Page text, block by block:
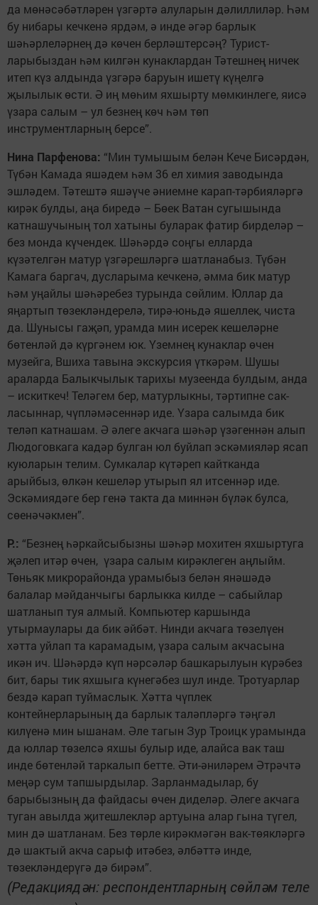
да мөнәсәбәтләрен үзгәртә алуларын дәлиллиләр. Һәм
бу нибары кечкенә ярдәм, ә инде әгәр барлык
шәһәрлеләрнең дә көчен берләштерсәң? Турист­
ларыбыздан һәм килгән кунаклардан Тәтешнең ничек
итеп күз алдында үзгәрә баруын ишетү күңелгә
җылылык өсти. Ә иң мөһим яхшырту мөмкинлеге, яисә
үзара салым – ул безнең көч һәм төп
инструментларның берсе”.
Нина Парфенова: “Мин тумышым белән Кече Бисәрдән,
Түбән Камада яшәдем һәм 36 ел химия заводында
эшләдем. Тәтештә яшәүче әниемне карап-тәрбия­ләргә
кирәк булды, аңа биредә – Бөек Ватан сугышында
катнашучының тол хатыны буларак фатир бирделәр –
без монда күчендек. Шәһәрдә соңгы елларда
күзәтелгән матур үзгәрешләргә шатланабыз. Түбән
Камага баргач, дусларыма кечкенә, әмма бик матур
һәм уңайлы шәһәребез турында сөйлим. Юллар да
яңартып төзекләндерелә, тирә-юньдә яшеллек, чиста
да. Шунысы гаҗәп, урамда мин исерек кешеләрне
бөтенләй дә күргәнем юк. Үземнең кунаклар өчен
музейга, Вшиха тавына экскурсия үткәрәм. Шушы
араларда Балыкчылык тарихы музеенда булдым, анда
– искиткеч! Теләгем бер, матурлыкны, тәртипне сак­
ласыннар, чүпләмәсеннәр иде. Үзара салымда бик
теләп катнашам. Ә әлеге акчага шәһәр үзәгеннән алып
Людоговкага кадәр булган юл буйлап эскәмияләр ясап
куюларын телим. Сумкалар күтәреп кайтканда
арыйбыз, өлкән кешеләр утырып ял итсеннәр иде.
Эскәмиядәге бер генә такта да миннән бүләк булса,
сөенәчәкмен”.
Р.: “Безнең һәркайсыбызны шәһәр мохитен яхшыр­туга
җәлеп итәр өчен, үзара салым кирәклеген аңлыйм.
Төнь­як микрорайонда урамыбыз белән янәшәдә
балалар мәйданчыгы барлыкка килде – сабыйлар
шатланып туя алмый. Компьютер каршында
утырмаулары да бик әйбәт. Нинди акчага төзелүен
хәтта уйлап та карамадым, үзара салым акчасына
икән ич. Шәһәрдә күп нәрсәләр башкарылуын күрәбез
бит, бары тик яхшыга күнегәбез шул инде. Тротуарлар
бездә карап туймаслык. Хәтта чүплек
контейнерларының да барлык таләпләргә тәңгәл
килүенә мин ышанам. Әле тагын Зур Троицк урамында
да юллар төзелсә яхшы булыр иде, алайса вак таш
инде бөтенләй таркалып бетте. Әти-әниләрем Әтрәчтә
меңәр сум тапшырдылар. Зарланмадылар, бу
барыбызның да файдасы өчен диделәр. Әлеге акчага
туган авылда җитешлекләр артуына алар гына түгел,
мин дә шатланам. Без төрле кирәкмәгән вак-төякләргә
дә шактый акча сарыф итәбез, әлбәттә инде,
төзекләндерүгә дә бирәм”.
(Редакциядән: респондентларның сөйләм теле